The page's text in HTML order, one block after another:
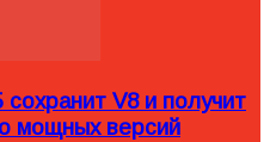
V8 и получит
мощных версий